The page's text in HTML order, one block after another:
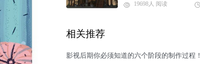
19698人 阅读
相关推荐
影视后期你必须知道的六个阶段的制作过程！